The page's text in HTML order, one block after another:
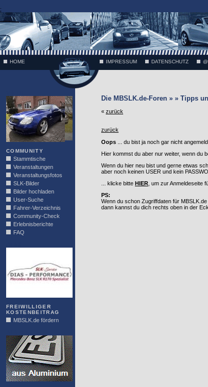
;
HOME IMPRESSUM DATENSCHUTZ
COMMUNITY
Stammtische
Veranstaltungen
Veranstaltungsfotos
SLK-Bilder
Bilder hochladen
User-Suche
Fahrer-Verzeichnis
Community-Check
Erlebnisberichte
FAQ
FREIWILLIGER
KOSTENBEITRAG
MBSLK.de fördern
Die MBSLK.de-Foren » » Tipps
« zurück
zurück
Oops ... du bist ja noch gar nicht
Hier kommst du aber nur weiter, wenn du
Wenn du hier neu bist und gerne etwas
aber noch keinen USER und kein
... klicke bitte HIER , um zur Anmeldeseite
PS:
Wenn du schon Zugriffdaten für MBSLK.de
dann kannst du dich rechts oben in der